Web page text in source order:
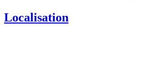
Localisation